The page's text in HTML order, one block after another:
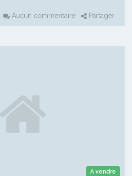
... Aucun commentaire Partager
A vendre